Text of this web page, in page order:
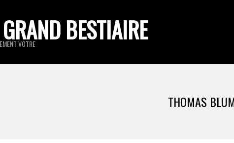
BESTIAIRE
VOTRE
THOMAS